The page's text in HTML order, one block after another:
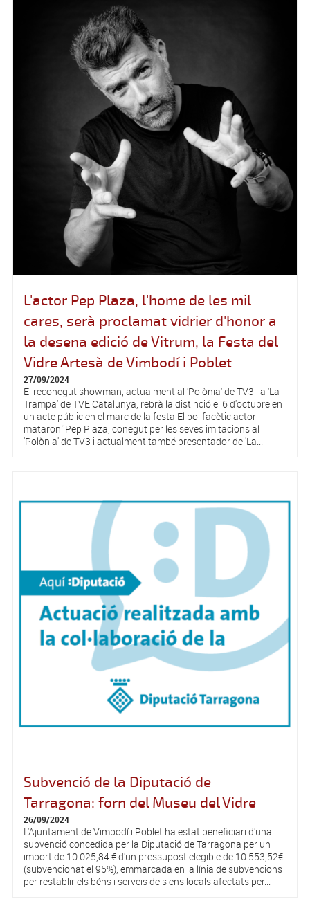
L'actor Pep Plaza, l'home de les mil
cares, serà proclamat vidrier d'honor a
la desena edició de Vitrum, la Festa del
Vidre Artesà de Vimbodí i Poblet
27/09/2024
El reconegut showman, actualment al 'Polònia' de TV3 i a 'La
Trampa' de TVE Catalunya, rebrà la distinció el 6 d'octubre en
un acte públic en el marc de la festa El polifacètic actor
mataroní Pep Plaza, conegut per les seves imitacions al
'Polònia' de TV3 i actualment també presentador de 'La...
Subvenció de la Diputació de
Tarragona: forn del Museu del Vidre
26/09/2024
L'Ajuntament de Vimbodí i Poblet ha estat beneficiari d'una
subvenció concedida per la Diputació de Tarragona per un
import de 10.025,84 € d'un pressupost elegible de 10.553,52€
(subvencionat el 95%), emmarcada en la línia de subvencions
per restablir els béns i serveis dels ens locals afectats per...